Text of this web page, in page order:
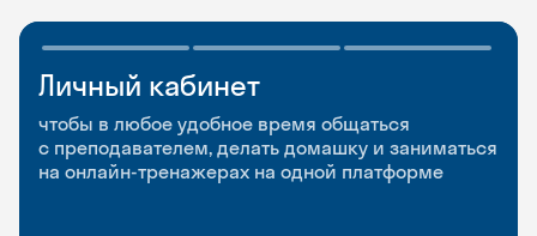
Личный кабинет
чтобы в любое удобное время общаться
с преподавателем, делать домашку и заниматься
на онлайн-тренажерах на одной платформе
Мобильное
приложение
чтобы заниматься и изучать новые слова где
и когда удобно
Разговорные клубы
и Talks
Групповые занятия для разговорной практики
и индивидуальные встречи с преподавателями